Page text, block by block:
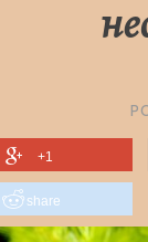
+1
share